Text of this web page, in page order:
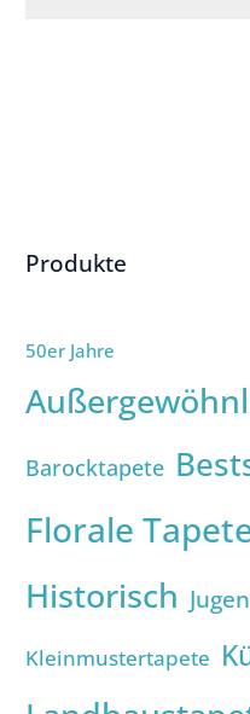
Produkte
50er Jahre
Barocktapete
Florale
Historisch
Kleinmustertapete